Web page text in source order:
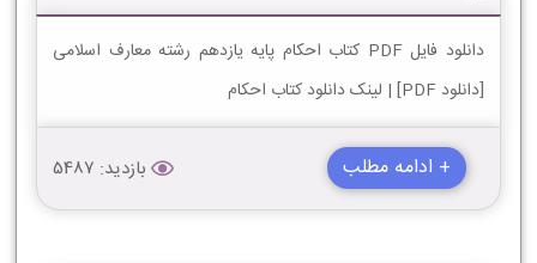
دانلود فایل PDF کتاب احکام پایه یازدهم رشته معارف اسلامی
[دانلود PDF] | لینک دانلود کتاب احکام
+ ادامه مطلب بازدید: 5487